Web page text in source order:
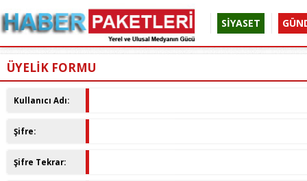
SİYASET
ÜYELİK FORMU
Kullanıcı Adı:
Şifre:
Şifre Tekrar: